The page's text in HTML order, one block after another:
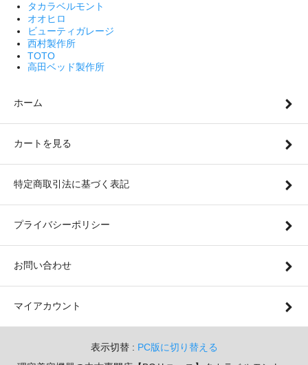
タカラベルモント
オオヒロ
ビューティガレージ
西村製作所
TOTO
高田ベッド製作所
ホーム
カートを見る
特定商取引法に基づく表記
プライバシーポリシー
お問い合わせ
マイアカウント
表示切替 : PC版に切り替える